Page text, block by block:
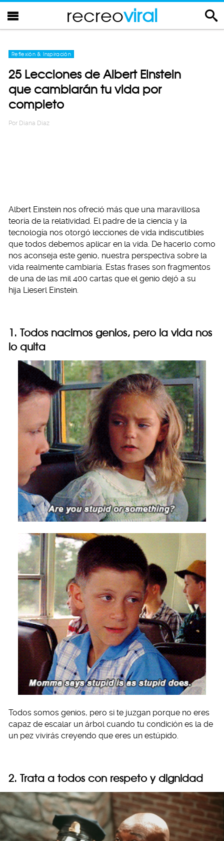
recreoviral
Reflexión & Inspiración
25 Lecciones de Albert Einstein
que cambiarán tu vida por
completo
Por Diana Diaz
Albert Einstein nos ofreció más que una maravillosa
teoría de la relatividad. El padre de la ciencia y la
tecnología nos otorgó lecciones de vida indiscutibles
que todos debemos aplicar en la vida. De hacerlo como
nos aconseja este genio, nuestra perspectiva sobre la
vida realmente cambiaría. Estas frases son fragmentos
de una de las mil 400 cartas que el genio dejó a su
hija Lieserl Einstein.
1. Todos nacimos genios, pero la vida nos
lo quita
Todos somos genios, pero si te juzgan porque no eres
capaz de escalar un árbol cuando tu condición es la de
un pez vivirás creyendo que eres un estúpido.
2. Trata a todos con respeto y dignidad